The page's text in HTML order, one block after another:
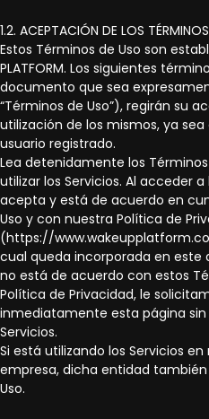
1.2. ACEPTACIÓN DE LOS
Estos Términos de Uso son
PLATFORM. Los siguientes
documento que sea
“Términos de Uso”), regirán su
utilización de los mismos, ya
usuario registrado.
Lea detenidamente los
utilizar los Servicios. Al acceder
acepta y está de acuerdo en
Uso y con nuestra Política de
(https://
cual queda incorporada en este
no está de acuerdo con estos
Política de Privacidad, le
inmediatamente esta página sin
Servicios.
Si está utilizando los Servicios
empresa, dicha entidad
Uso.